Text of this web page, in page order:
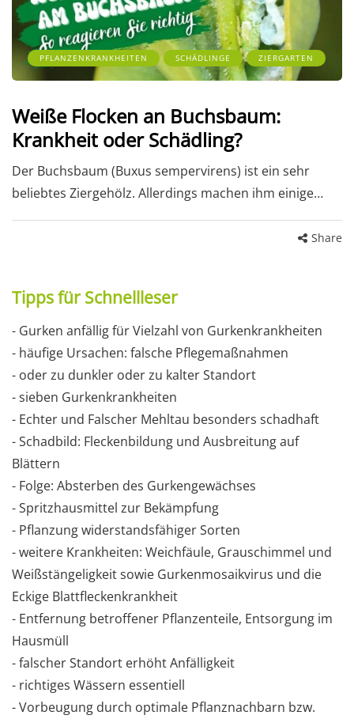
PFLANZENKRANKHEITEN SCHÄDLINGE ZIERGARTEN
Weiße Flocken an Buchsbaum:
Krankheit oder Schädling?
Der Buchsbaum (Buxus sempervirens) ist ein sehr
beliebtes Ziergehölz. Allerdings machen ihm einige…
Share
Tipps für Schnellleser
- Gurken anfällig für Vielzahl von Gurkenkrankheiten
- häufige Ursachen: falsche Pflegemaßnahmen
- oder zu dunkler oder zu kalter Standort
- sieben Gurkenkrankheiten
- Echter und Falscher Mehltau besonders schadhaft
- Schadbild: Fleckenbildung und Ausbreitung auf
Blättern
- Folge: Absterben des Gurkengewächses
- Spritzhausmittel zur Bekämpfung
- Pflanzung widerstandsfähiger Sorten
- weitere Krankheiten: Weichfäule, Grauschimmel und
Weißstängeligkeit sowie Gurkenmosaikvirus und die
Eckige Blattfleckenkrankheit
- Entfernung betroffener Pflanzenteile, Entsorgung im
Hausmüll
- falscher Standort erhöht Anfälligkeit
- richtiges Wässern essentiell
- Vorbeugung durch optimale Pflanznachbarn bzw.